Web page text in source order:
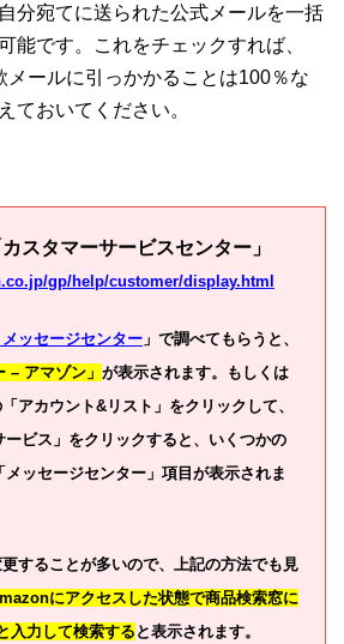
分宛てに送られた公式メールを一括
能です。これをチェックすれば、
メールに引っかかることは100％な
ておいてください。
スタマーサービスセンター」
gp/help/customer/display.html
ッセージセンター 」で調べてもらうと、
– アマゾン」 が表示されます。もしくは
アカウント&リスト」をクリックして、
ービス」をクリックすると、いくつかの
ッセージセンター」項目が表示されま
することが多いので、上記の方法でも見
にアクセスした状態で商品検索窓に
入力して検索する と表示されます。